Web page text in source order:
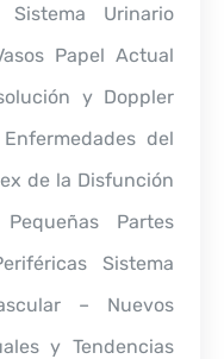
Urinario
Papel Actual
y Doppler
del
de la Disfunción
Partes
Sistema
– Nuevos
y Tendencias